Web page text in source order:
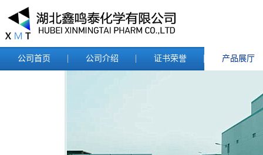
公司首页 公司介绍 证书荣誉 产品展厅